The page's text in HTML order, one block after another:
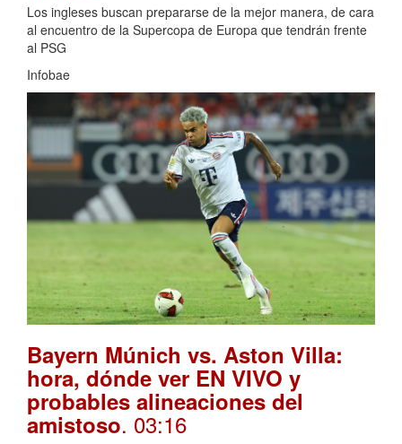
Los ingleses buscan prepararse de la mejor manera, de cara
al encuentro de la Supercopa de Europa que tendrán frente
al PSG
Infobae
Bayern Múnich vs. Aston Villa:
hora, dónde ver EN VIVO y
probables alineaciones del
amistoso. 03:16